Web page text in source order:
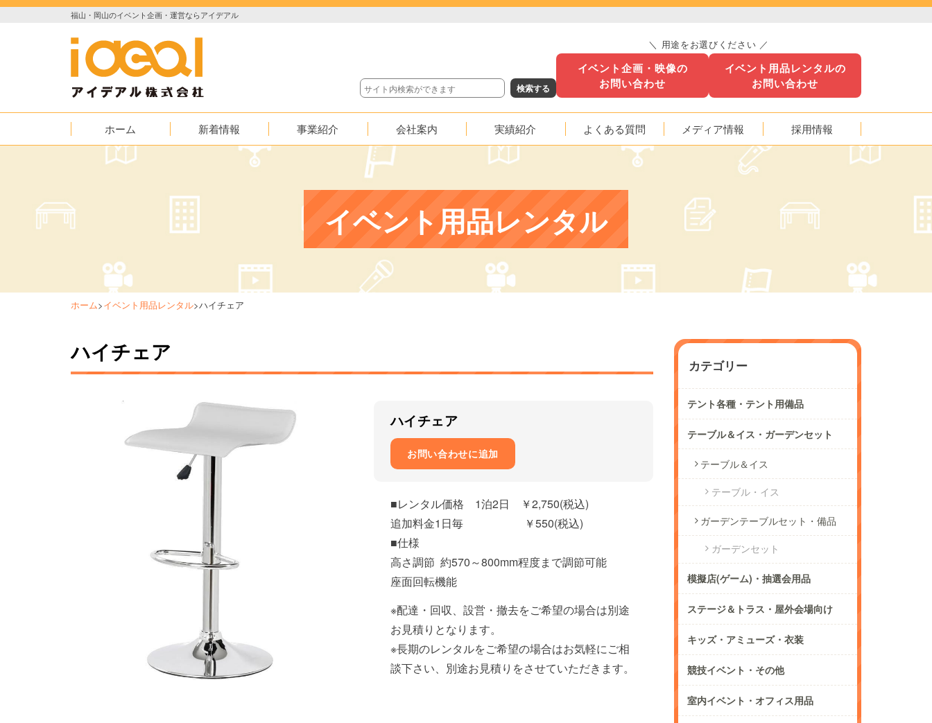
福山・岡山のイベント企画・運営ならアイデアル
＼ 用途をお選びください ／
イベント企画・映像の
お問い合わせ
イベント用品レンタルの
お問い合わせ
ホーム 新着情報
お知らせ
事業紹介
イベント
AED普及応援
会社案内
沿革
実績紹介
イベント実績
よくある質問 メディア情報 採用情報
イベント用品レンタル
ホーム>イベント用品レンタル>ハイチェア
ハイチェア
ハイチェア
お問い合わせに追加
■レンタル価格 1泊2日 ￥2,750(税込)
追加料金1日毎 ￥550(税込)
■仕様
高さ調節 約570～800mm程度まで調節可能
座面回転機能
※配達・回収、設営・撤去をご希望の場合は別途
お見積りとなります。
※長期のレンタルをご希望の場合はお気軽にご相
談下さい、別途お見積りをさせていただきます。
カテゴリー
テント各種・テント用備品
テーブル＆イス・ガーデンセット
テーブル＆イス
テーブル・イス
ガーデンテーブルセット・備品
ガーデンセット
模擬店(ゲーム)・抽選会用品
ステージ＆トラス・屋外会場向け
キッズ・アミューズ・衣装
競技イベント・その他
室内イベント・オフィス用品